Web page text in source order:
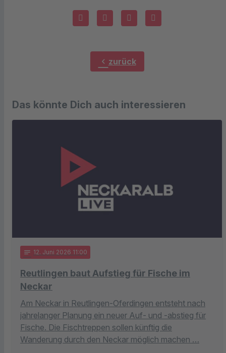
chevron_left zurück
Das könnte Dich auch interessieren
notes 12. Juni 2026 11:00
Reutlingen baut Aufstieg für Fische im
Neckar
Am Neckar in Reutlingen-Oferdingen entsteht nach
jahrelanger Planung ein neuer Auf- und -abstieg für
Fische. Die Fischtreppen sollen künftig die
Wanderung durch den Neckar möglich machen …